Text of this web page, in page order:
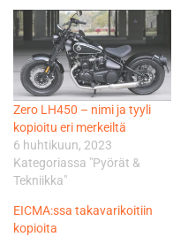
Zero LH450 – nimi ja tyyli
kopioitu eri merkeiltä
6 huhtikuun, 2023
Kategoriassa "Pyörät &
Tekniikka"
EICMA:ssa takavarikoitiin
kopioita